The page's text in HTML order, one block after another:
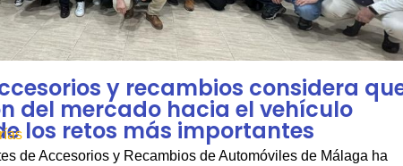
y recambios considera
del mercado hacia el vehículo
los retos más importantes
de Accesorios y Recambios de Automóviles de Málaga ha